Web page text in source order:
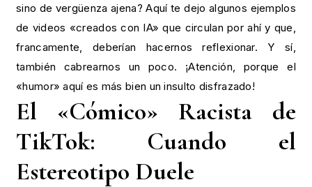
sino de vergüenza ajena? Aquí te dejo algunos ejemplos
de videos «creados con IA» que circulan por ahí y que,
francamente, deberían hacernos reflexionar. Y sí,
también cabrearnos un poco. ¡Atención, porque el
«humor» aquí es más bien un insulto disfrazado!
El «Cómico» Racista de
TikTok: Cuando el
Estereotipo Duele